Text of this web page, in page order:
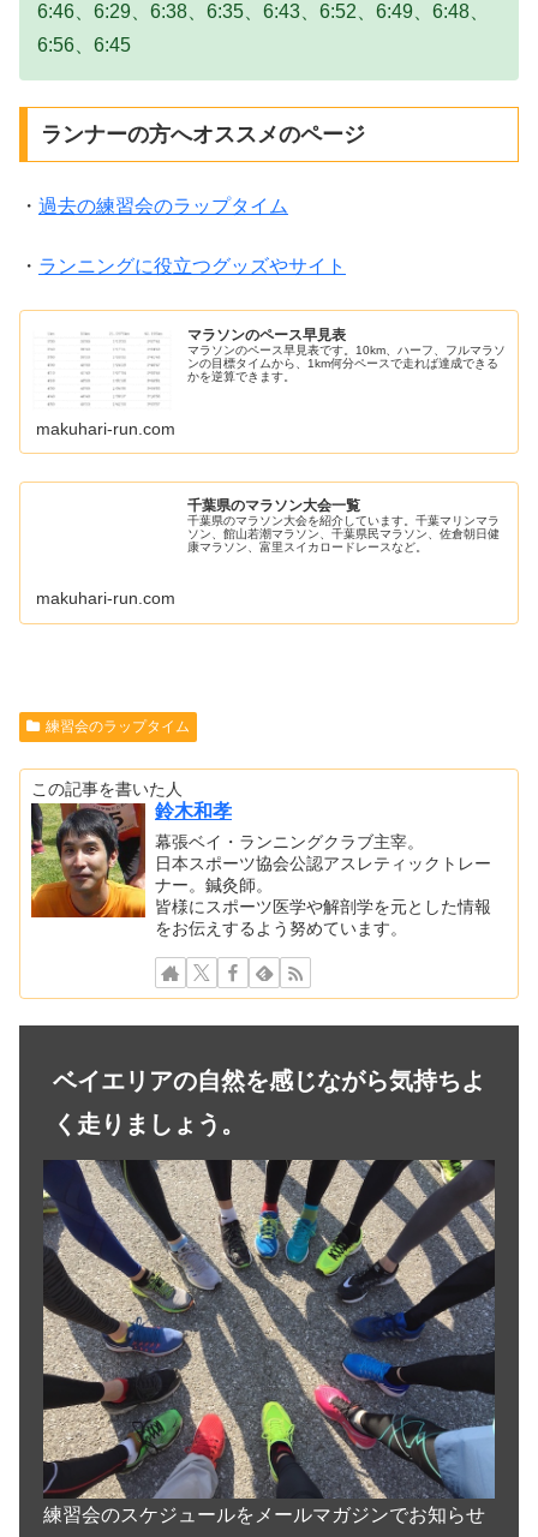
6:46、6:29、6:38、6:35、6:43、6:52、6:49、6:48、
6:56、6:45
ランナーの方へオススメのページ
・ 過去の練習会のラップタイム
・ ランニングに役立つグッズやサイト
マラソンのペース早見表
マラソンのペース早見表です。10km、ハーフ、フルマラソ
ンの目標タイムから、1km何分ペースで走れば達成できる
かを逆算できます。
makuhari-run.com
千葉県のマラソン大会一覧
千葉県のマラソン大会を紹介しています。千葉マリンマラ
ソン、館山若潮マラソン、千葉県民マラソン、佐倉朝日健
康マラソン、富里スイカロードレースなど。
makuhari-run.com
練習会のラップタイム
この記事を書いた人
鈴木和孝
幕張ベイ・ランニングクラブ主宰。
日本スポーツ協会公認アスレティックトレー
ナー。鍼灸師。
皆様にスポーツ医学や解剖学を元とした情報
をお伝えするよう努めています。
ベイエリアの自然を感じながら気持ちよ
く走りましょう。
練習会のスケジュールをメールマガジンでお知らせ